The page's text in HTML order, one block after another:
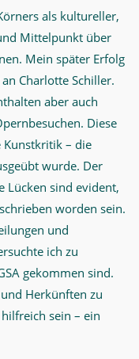
als kultureller,
Mittelpunkt über
Mein später Erfolg
Charlotte Schiller.
aber auch
Diese
Kunstkritik – die
wurde. Der
Lücken sind evident,
worden sein.
und
ich zu
gekommen sind.
Herkünften zu
sein – ein